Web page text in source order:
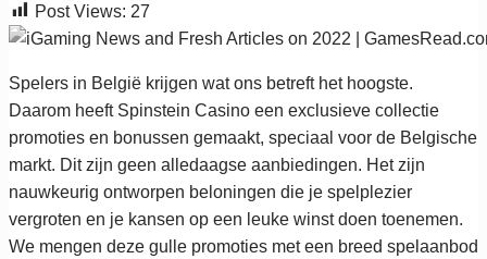
Post Views: 27
Spelers in België krijgen wat ons betreft het hoogste.
Daarom heeft Spinstein Casino een exclusieve collectie
promoties en bonussen gemaakt, speciaal voor de Belgische
markt. Dit zijn geen alledaagse aanbiedingen. Het zijn
nauwkeurig ontworpen beloningen die je spelplezier
vergroten en je kansen op een leuke winst doen toenemen.
We mengen deze gulle promoties met een breed spelaanbod